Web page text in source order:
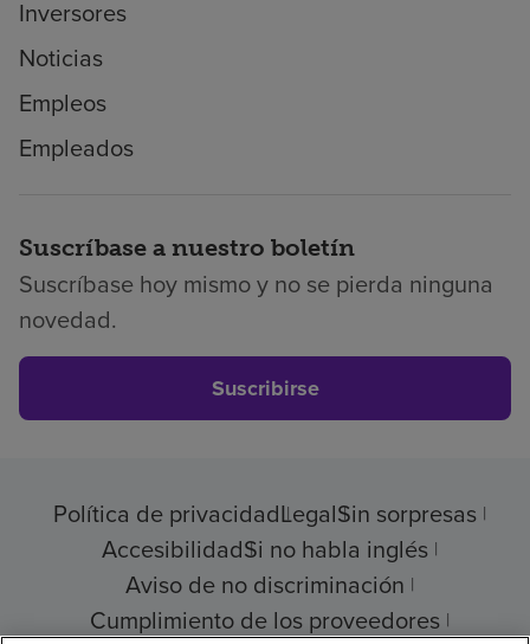
Inversores
Noticias
Empleos
Empleados
Suscríbase a nuestro boletín
Suscríbase hoy mismo y no se pierda ninguna
novedad.
Suscribirse
Política de privacidadLegalSin sorpresas
AccesibilidadSi no habla inglés
Aviso de no discriminación
Cumplimiento de los proveedores